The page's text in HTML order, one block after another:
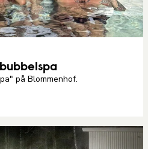
på Blommenhof.